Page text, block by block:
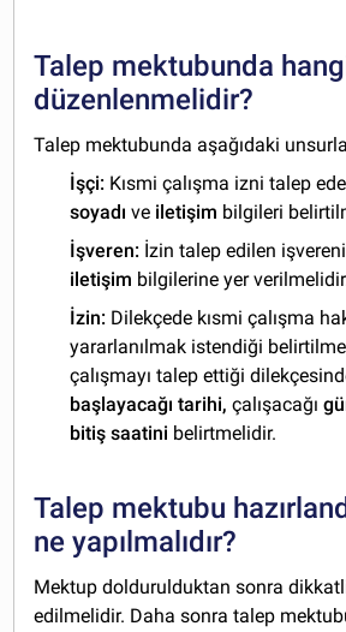
Talep mektubunda
düzenlenmelidir?
Talep mektubunda aşağıdaki
İşçi: Kısmi çalışma izni talep
soyadı ve iletişim bilgileri
İşveren: İzin talep edilen
iletişim bilgilerine yer
İzin: Dilekçede kısmi çalışma
yararlanılmak istendiği
çalışmayı talep ettiği
başlayacağı tarihi, çalışacağı
bitiş saatini belirtmelidir.
Talep mektubu
ne yapılmalıdır?
Mektup doldurulduktan sonra
edilmelidir. Daha sonra talep